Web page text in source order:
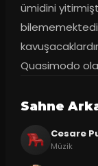
ümidini
Quasimodo
Sahne
Cesare
Müzik